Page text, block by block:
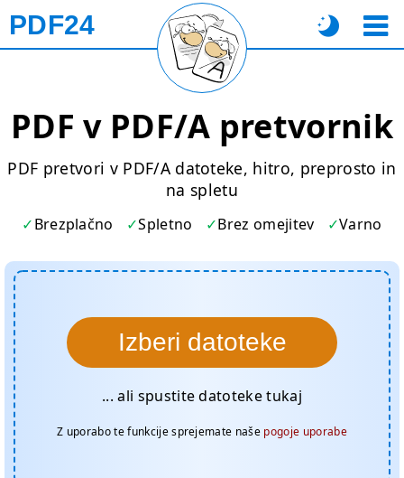
PDF24
PDF v PDF/A pretvornik
PDF pretvori v PDF/A datoteke, hitro, preprosto in
na spletu
Brezplačno Spletno Brez omejitev Varno
Izberi datoteke
... ali spustite datoteke tukaj
Z uporabo te funkcije sprejemate naše pogoje uporabe